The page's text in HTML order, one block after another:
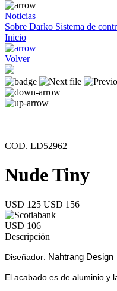
Noticias
Sobre Darko Sistema de
Inicio
Volver
COD. LD52962
Nude Tiny
USD 125 USD 156
USD 106
Descripción
Diseñador: Nahtrang Design
El acabado es de aluminio y